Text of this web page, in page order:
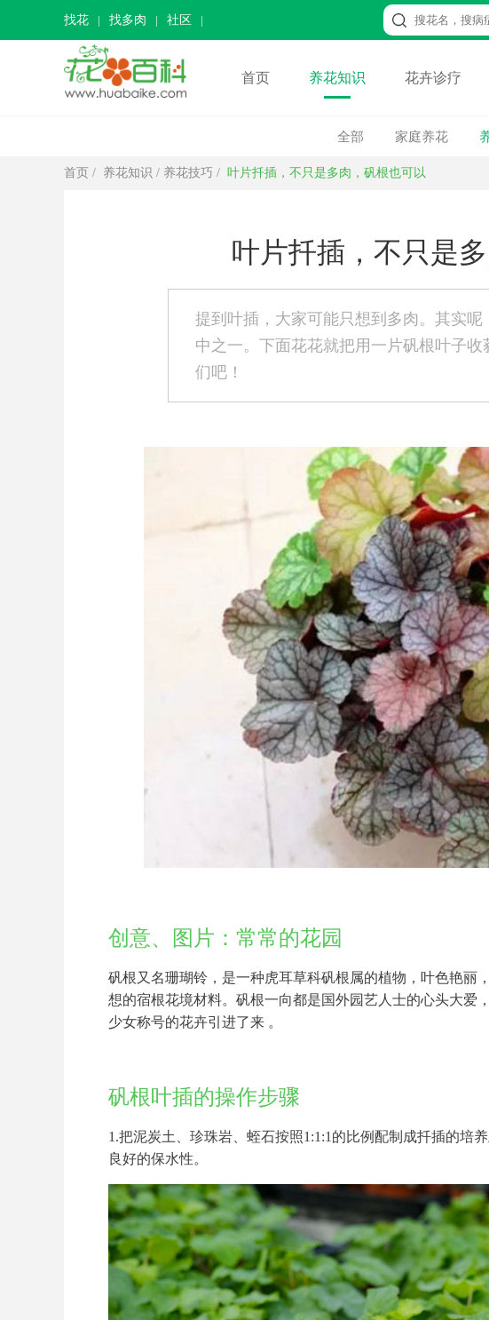
找花 找多肉 社区
首页 养花知识 花卉诊疗
全部 家庭养花
首页 / 养花知识 / 养花技巧 / 叶片扦插，不只是多肉，矾根也可以
叶片扦插，不只是
提到叶插，大家可能只想到多肉。其实
中之一。下面花花就把用一片矾根叶子
们吧！
创意、图片：常常的花园
矾根又名珊瑚铃，是一种虎耳草科矾根属的植物，叶色艳丽
想的宿根花境材料。矾根一向都是国外园艺人士的心头大爱
少女称号的花卉引进了来 。
矾根叶插的操作步骤
1.把泥炭土、珍珠岩、蛭石按照1:1:1的比例配制成扦插的培
良好的保水性。